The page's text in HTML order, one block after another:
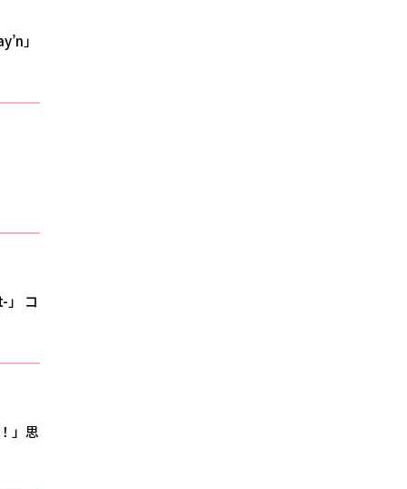
」
」 コ
」思